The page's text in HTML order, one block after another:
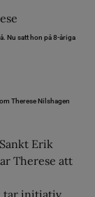
Nu satt hon på 8-åriga
Therese Nilshagen
Erik
Therese att
tar initiativ